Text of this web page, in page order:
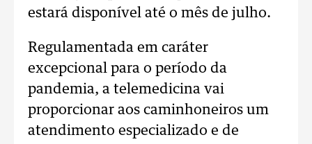
estará disponível até o mês de julho.
Regulamentada em caráter
excepcional para o período da
pandemia, a telemedicina vai
proporcionar aos caminhoneiros um
atendimento especializado e de